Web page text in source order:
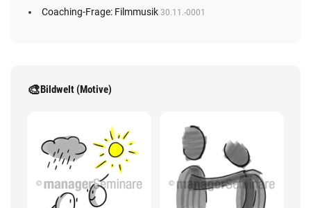
Coaching-Frage: Filmmusik 30.11.-0001
🎨Bildwelt (Motive)